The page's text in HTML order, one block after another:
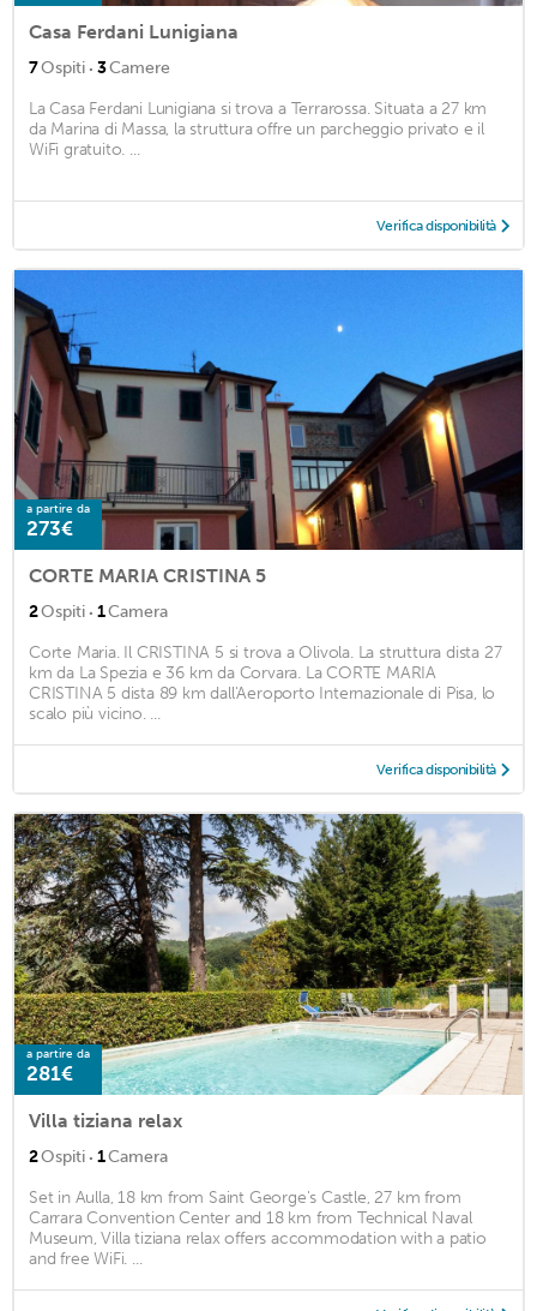
Casa Ferdani Lunigiana
7Ospiti · 3Camere
La Casa Ferdani Lunigiana si trova a Terrarossa. Situata a 27 km
da Marina di Massa, la struttura offre un parcheggio privato e il
WiFi gratuito. ...
Verifica disponibilità
a partire da
273€
CORTE MARIA CRISTINA 5
2Ospiti · 1Camera
Corte Maria. Il CRISTINA 5 si trova a Olivola. La struttura dista 27
km da La Spezia e 36 km da Corvara. La CORTE MARIA
CRISTINA 5 dista 89 km dall'Aeroporto Internazionale di Pisa, lo
scalo più vicino. ...
Verifica disponibilità
a partire da
281€
Villa tiziana relax
2Ospiti · 1Camera
Set in Aulla, 18 km from Saint George's Castle, 27 km from
Carrara Convention Center and 18 km from Technical Naval
Museum, Villa tiziana relax offers accommodation with a patio
and free WiFi. ...